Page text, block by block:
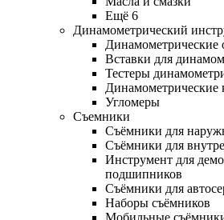
Ещё 6
Динамометрический
Динамометрические
Вставки для
Тестеры
Динамометрические
Угломеры
Съемники
Съёмники для
Съёмники для
Инструмент для
подшипников
Съёмники для
Наборы съёмников